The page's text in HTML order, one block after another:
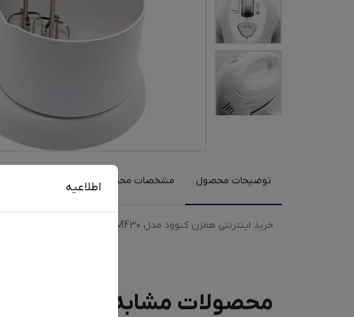
اطلاعیه توضیحات محصول مشخصات محصول نظرات کاربران
خرید اینترنتی همزن کنوود مدل HM430 با رنگبندی سفید به همراه مقایسه، بررسی مشخصات و لیست قیمت امروز در فروشگاه اینترنتی دیجی‌فای
محصولات مشابه